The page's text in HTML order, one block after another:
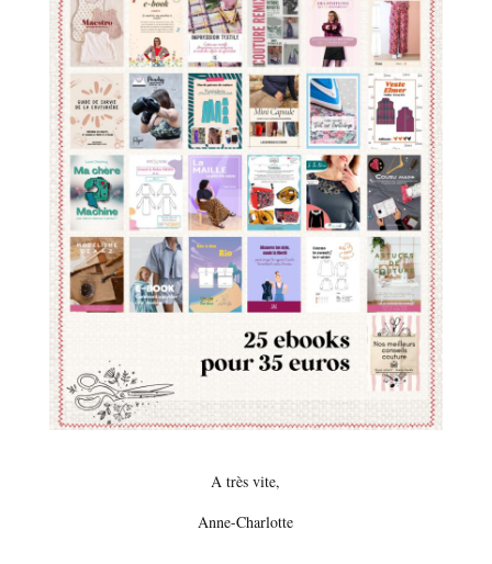
A très vite,
Anne-Charlotte